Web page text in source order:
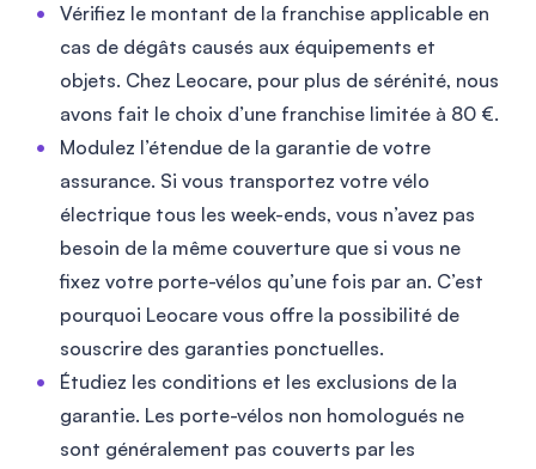
Vérifiez le montant de la franchise applicable en
cas de dégâts causés aux équipements et
objets. Chez Leocare, pour plus de sérénité, nous
avons fait le choix d’une franchise limitée à 80 €.
Modulez l’étendue de la garantie de votre
assurance. Si vous transportez votre vélo
électrique tous les week-ends, vous n’avez pas
besoin de la même couverture que si vous ne
fixez votre porte-vélos qu’une fois par an. C’est
pourquoi Leocare vous offre la possibilité de
souscrire des garanties ponctuelles.
Étudiez les conditions et les exclusions de la
garantie. Les porte-vélos non homologués ne
sont généralement pas couverts par les